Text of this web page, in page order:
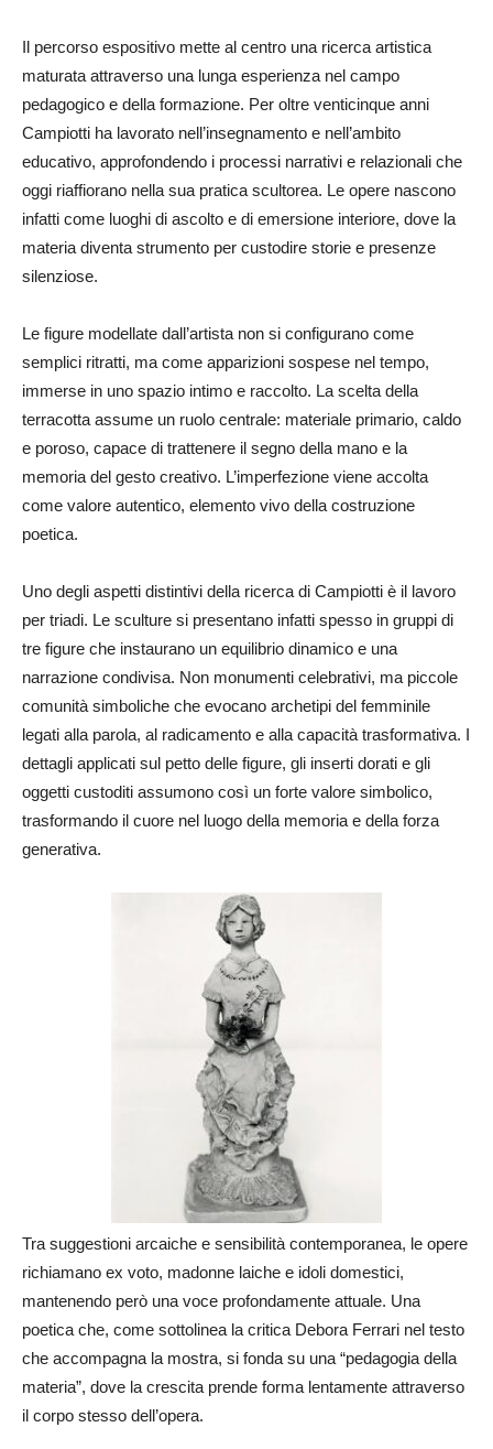
Il percorso espositivo mette al centro una ricerca artistica
maturata attraverso una lunga esperienza nel campo
pedagogico e della formazione. Per oltre venticinque anni
Campiotti ha lavorato nell’insegnamento e nell’ambito
educativo, approfondendo i processi narrativi e relazionali che
oggi riaffiorano nella sua pratica scultorea. Le opere nascono
infatti come luoghi di ascolto e di emersione interiore, dove la
materia diventa strumento per custodire storie e presenze
silenziose.
Le figure modellate dall’artista non si configurano come
semplici ritratti, ma come apparizioni sospese nel tempo,
immerse in uno spazio intimo e raccolto. La scelta della
terracotta assume un ruolo centrale: materiale primario, caldo
e poroso, capace di trattenere il segno della mano e la
memoria del gesto creativo. L’imperfezione viene accolta
come valore autentico, elemento vivo della costruzione
poetica.
Uno degli aspetti distintivi della ricerca di Campiotti è il lavoro
per triadi. Le sculture si presentano infatti spesso in gruppi di
tre figure che instaurano un equilibrio dinamico e una
narrazione condivisa. Non monumenti celebrativi, ma piccole
comunità simboliche che evocano archetipi del femminile
legati alla parola, al radicamento e alla capacità trasformativa. I
dettagli applicati sul petto delle figure, gli inserti dorati e gli
oggetti custoditi assumono così un forte valore simbolico,
trasformando il cuore nel luogo della memoria e della forza
generativa.
Tra suggestioni arcaiche e sensibilità contemporanea, le opere
richiamano ex voto, madonne laiche e idoli domestici,
mantenendo però una voce profondamente attuale. Una
poetica che, come sottolinea la critica Debora Ferrari nel testo
che accompagna la mostra, si fonda su una “pedagogia della
materia”, dove la crescita prende forma lentamente attraverso
il corpo stesso dell’opera.